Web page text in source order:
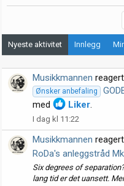
Nyeste aktivitet Innlegg
Musikkmannen
Ønsker anbefaling
med
Liker.
I dag kl 11:22
Musikkmannen
RoDa's anleggstråd
Six degrees of
lang tid er det uansett.